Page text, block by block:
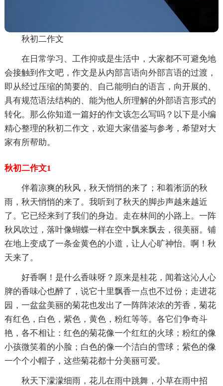
秋初二作文
在日常学习、工作抑或是生活中，大家都不可避免地
会接触到作文吧，作文是从内部言语向外部言语的过渡，
即从经过压缩的简要的、自己能明白的语言，向开展的、
具有规范语法结构的、能为他人所理解的外部语言形式的
转化。那么你知道一篇好的作文该怎么写吗？以下是小编
精心整理的秋初二作文，欢迎大家借鉴与参考，希望对大
家有所帮助。
秋初二作文1
伴着凉爽的秋风，秋天悄悄的来了；和着淅沥的秋
雨，秋天悄悄的来了。我听到了秋天的脚步声越来越近
了。它已经来到了我们的身边。走在林间的小路上。一阵
秋风吹过，落叶像蝴蝶一样在空中飘来飘去，很美丽。铺
在地上变成了一条金黄色的小道，让人心旷神怡。啊！秋
天来了。
好香啊！是什么香味呀？原来是桂花，闻着这沁人心
脾的香味心也醉了，说它十里飘香一点也不过份；走进花
园，一盆盆美丽的菊花也发出了一阵阵浓浓的芳香，菊花
有红色，白色，紫色，黄色，粉红等等。各它们争奇斗
艳，各不相让：红色的菊花像一个红红的火球；粉红的像
小孩微笑着的小脸；白色的像一个洁白的雪球；紫色的像
一个个小帽子，这些菊花都十分美丽可爱。
秋天下濛濛细雨，花儿在雨中跳舞，小草在雨中招